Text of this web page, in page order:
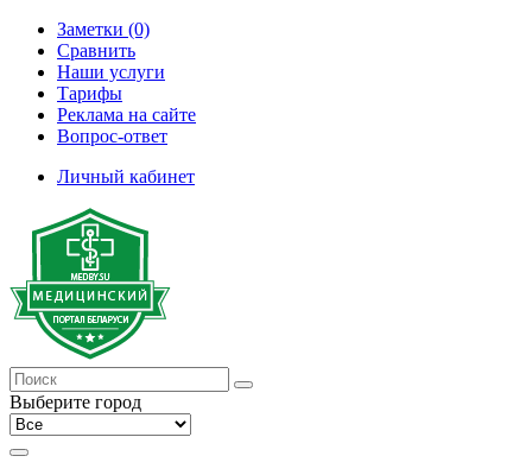
Заметки (0)
Сравнить
Наши услуги
Тарифы
Реклама на сайте
Вопрос-ответ
Личный кабинет
Выберите город